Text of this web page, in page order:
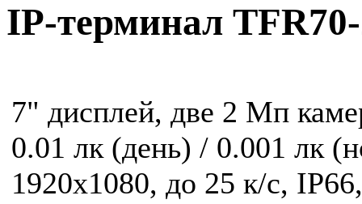
IP-терминал
7" дисплей, две 2 Мп
0.01 лк (день) / 0.001 лк
1920x1080, до 25 к/с,